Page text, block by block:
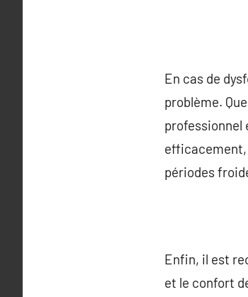
En cas de
problème.
professionnel
efficacement,
périodes
Enfin, il est
et le confort